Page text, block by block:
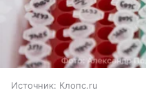
Источник: Клопс.ru